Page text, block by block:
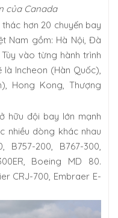
của Canada
hơn 20 chuyến bay
Nam gồm: Hà Nội, Đà
vào từng hành trình
Incheon (Hàn Quốc),
Hong Kong, Thượng
hữu đội bay lớn mạnh
nhiều dòng khác nhau
B757-200, B767-300,
Boeing MD 80.
CRJ-700, Embraer E-